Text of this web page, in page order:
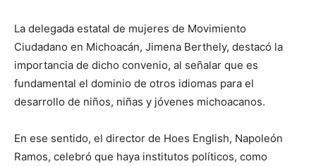
La delegada estatal de mujeres de Movimiento
Ciudadano en Michoacán, Jimena Berthely, destacó la
importancia de dicho convenio, al señalar que es
fundamental el dominio de otros idiomas para el
desarrollo de niños, niñas y jóvenes michoacanos.
En ese sentido, el director de Hoes English, Napoleón
Ramos, celebró que haya institutos políticos, como